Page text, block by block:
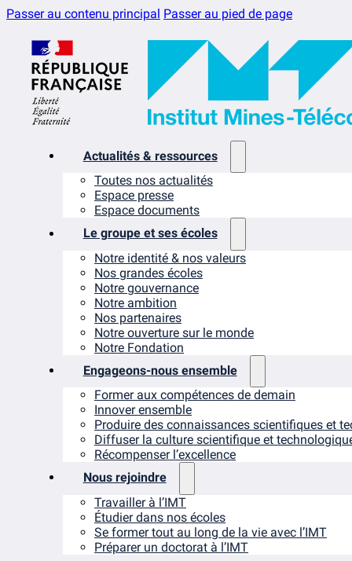
Passer au contenu principal Passer au pied de page
Actualités & ressources
Toutes nos actualités
Espace presse
Espace documents
Le groupe et ses écoles
Notre identité & nos valeurs
Nos grandes écoles
Notre gouvernance
Notre ambition
Nos partenaires
Notre ouverture sur le monde
Notre Fondation
Engageons-nous ensemble
Former aux compétences de demain
Innover ensemble
Produire des connaissances scientifiques et
Diffuser la culture scientifique et
Récompenser l’excellence
Nous rejoindre
Travailler à l’IMT
Étudier dans nos écoles
Se former tout au long de la vie avec l’IMT
Préparer un doctorat à l’IMT